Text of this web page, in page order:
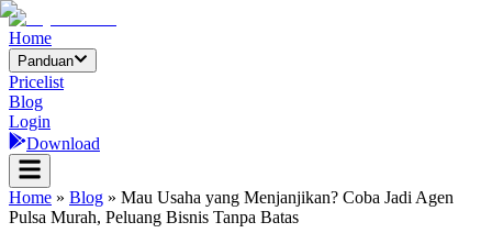
Home
Panduan
Pricelist
Blog
Login
Download
Home » Blog » Mau Usaha yang Menjanjikan? Coba Jadi Agen
Pulsa Murah, Peluang Bisnis Tanpa Batas